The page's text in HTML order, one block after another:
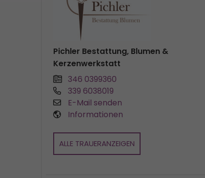
Pichler Bestattung, Blumen &
Kerzenwerkstatt
346 0399360
339 6038019
E-Mail senden
Informationen
ALLE TRAUERANZEIGEN